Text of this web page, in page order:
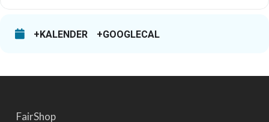
+KALENDER +GOOGLECAL
FairShop